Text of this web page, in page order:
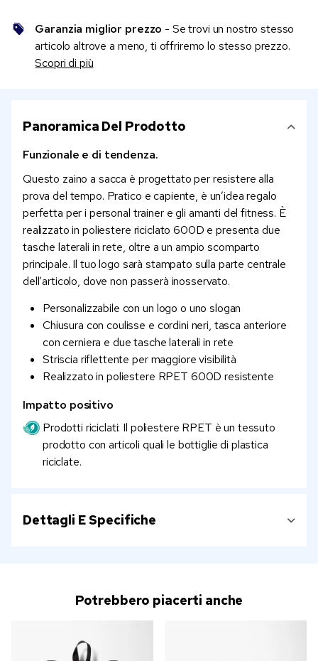
Garanzia miglior prezzo - Se trovi un nostro stesso
articolo altrove a meno, ti offriremo lo stesso prezzo.
Scopri di più
Panoramica Del Prodotto
Funzionale e di tendenza.
Questo zaino a sacca è progettato per resistere alla
prova del tempo. Pratico e capiente, è un’idea regalo
perfetta per i personal trainer e gli amanti del fitness. È
realizzato in poliestere riciclato 600D e presenta due
tasche laterali in rete, oltre a un ampio scomparto
principale. Il tuo logo sarà stampato sulla parte centrale
dell’articolo, dove non passerà inosservato.
Personalizzabile con un logo o uno slogan
Chiusura con coulisse e cordini neri, tasca anteriore
con cerniera e due tasche laterali in rete
Striscia riflettente per maggiore visibilità
Realizzato in poliestere RPET 600D resistente
Impatto positivo
Prodotti riciclati: Il poliestere RPET è un tessuto
prodotto con articoli quali le bottiglie di plastica
riciclate.
Dettagli E Specifiche
Potrebbero piacerti anche